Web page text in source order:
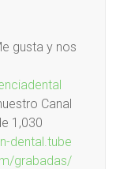
gusta y nos
Canal
1,030
dental.tube
grabadas/